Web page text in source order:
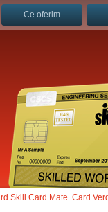
Ce oferim
Skill Card Mate. Card